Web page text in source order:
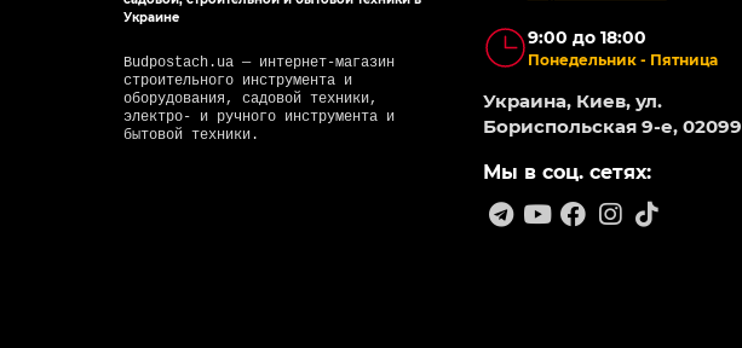
Украине
Budpostach.ua — интернет-магазин
строительного инструмента и
оборудования, садовой техники,
электро- и ручного инструмента и
бытовой техники.
9:00 до 18:00
Понедельник - Пятница
Украина, Киев, ул.
Бориспольская 9-е, 02099
Мы в соц. сетях: